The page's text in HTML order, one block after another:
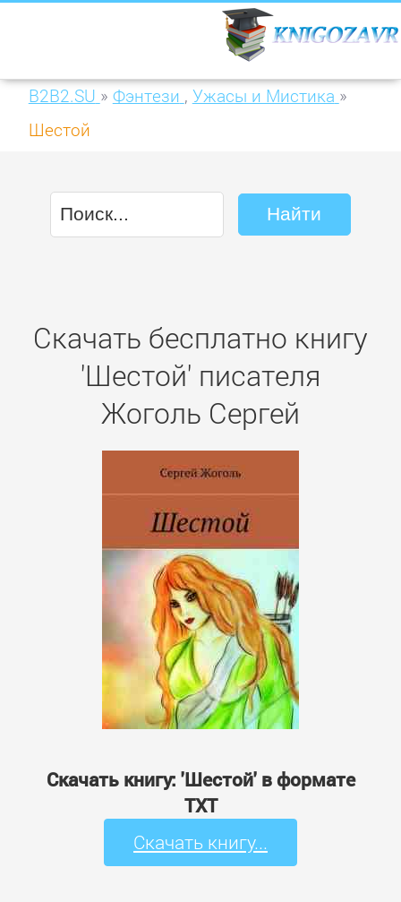
B2B2.SU » Фэнтези , Ужасы и Мистика »
Шестой
Скачать бесплатно книгу
'Шестой' писателя
Жоголь Сергей
Скачать книгу: 'Шестой' в формате
TXT
Скачать книгу...